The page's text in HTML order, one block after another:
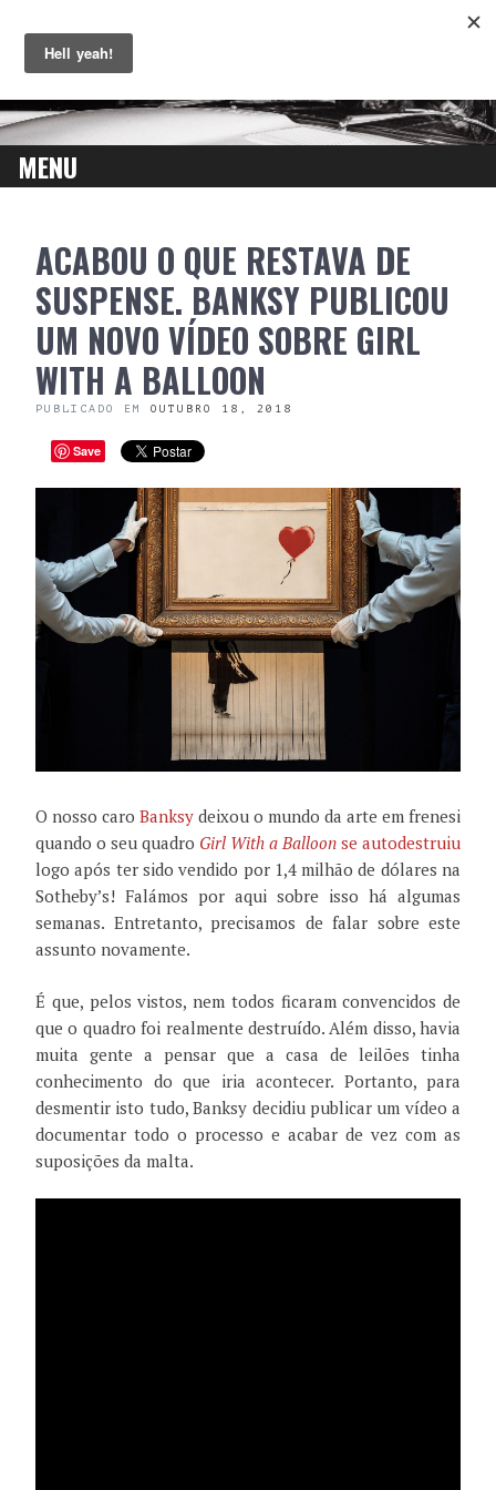
MENU
CONTENTACABOU O QUE RESTAVA DE
SUSPENSE. BANKSY PUBLICOU
UM NOVO VÍDEO SOBRE GIRL
WITH A BALLOON
PUBLICADO EM OUTUBRO 18, 2018
Save
O nosso caro Banksy deixou o mundo da arte em frenesi
quando o seu quadro Girl With a Balloon se autodestruiu
logo após ter sido vendido por 1,4 milhão de dólares na
Sotheby’s! Falámos por aqui sobre isso há algumas
semanas. Entretanto, precisamos de falar sobre este
assunto novamente.
É que, pelos vistos, nem todos ficaram convencidos de
que o quadro foi realmente destruído. Além disso, havia
muita gente a pensar que a casa de leilões tinha
conhecimento do que iria acontecer. Portanto, para
desmentir isto tudo, Banksy decidiu publicar um vídeo a
documentar todo o processo e acabar de vez com as
suposições da malta.